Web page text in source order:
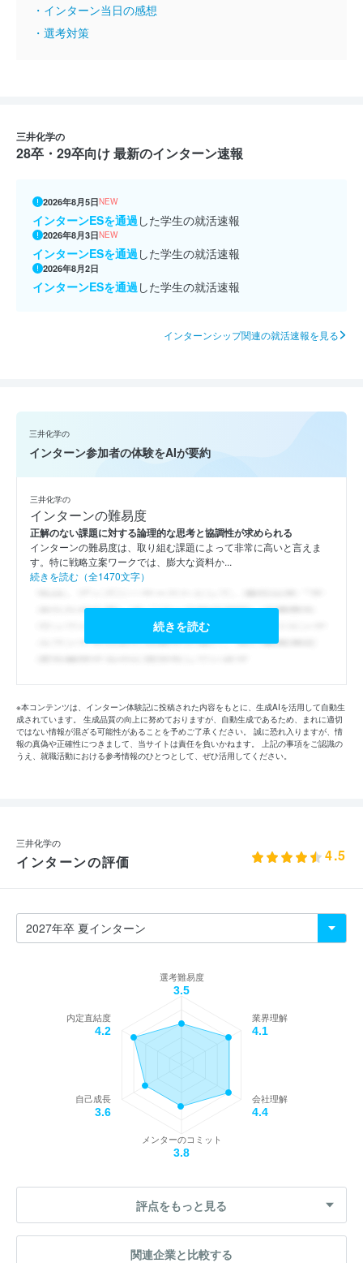
・インターン当日の感想
・選考対策
三井化学の
28卒・29卒向け 最新のインターン速報
2026年8月5日NEW
インターンESを通過 した学生の就活速報
2026年8月3日NEW
インターンESを通過 した学生の就活速報
2026年8月2日
インターンESを通過 した学生の就活速報
インターンシップ関連の就活速報を見る
三井化学の
インターン参加者の体験をAIが要約
三井化学の
インターンの難易度
正解のない課題に対する論理的な思考と協調性が求められる
インターンの難易度は、取り組む課題によって非常に高いと言えま
す。特に戦略立案ワークでは、膨大な資料か...
続きを読む（全1470文字）
続きを読む
※本コンテンツは、インターン体験記に投稿された内容をもとに、生成AIを活用して自動生
成されています。 生成品質の向上に努めておりますが、自動生成であるため、まれに適切
ではない情報が混ざる可能性があることを予めご了承ください。 誠に恐れ入りますが、情
報の真偽や正確性につきまして、当サイトは責任を負いかねます。 上記の事項をご認識の
うえ、就職活動における参考情報のひとつとして、ぜひ活用してください。
三井化学の
インターンの評価 4.5
選考難易度
3.5
業界理解
4.1
会社理解
4.4
メンターのコミット
3.8
自己成長
3.6
内定直結度
4.2
評点をもっと見る
関連企業と比較する